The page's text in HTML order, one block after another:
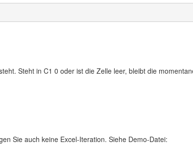
Steht in C1 0 oder ist die Zelle leer, bleibt die
Sie auch keine Excel-Iteration. Siehe Demo-Datei: